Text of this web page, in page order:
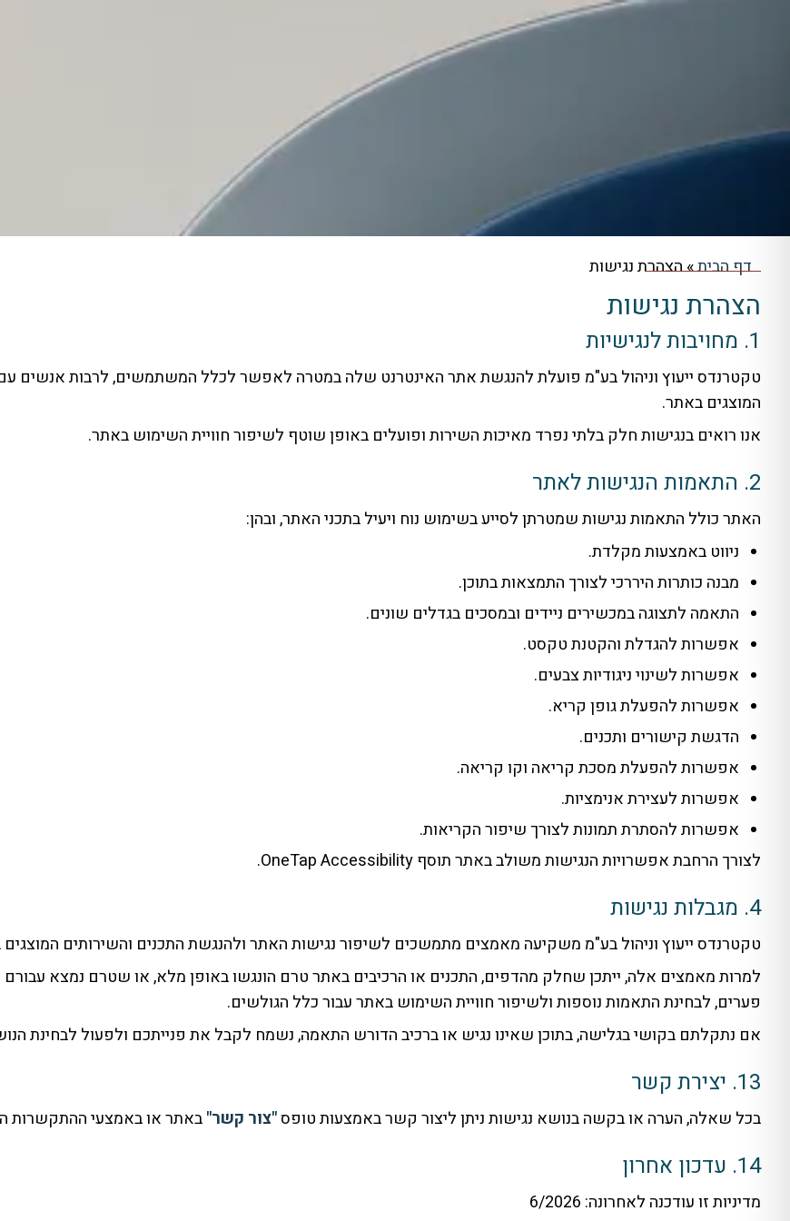
דף הבית»הצהרת נגישות
הצהרת נגישות
1. מחויבות לנגישיות
טקטרנדס ייעוץ וניהול בע"מ פועלת להנגשת אתר האינטרנט שלה במטרה לאפשר לכלל המשתמשים, לרבות אנשים עם
המוצגים באתר.
אנו רואים בנגישות חלק בלתי נפרד מאיכות השירות ופועלים באופן שוטף לשיפור חוויית השימוש באתר.
2. התאמות הנגישות לאתר
האתר כולל התאמות נגישות שמטרתן לסייע בשימוש נוח ויעיל בתכני האתר, ובהן:
ניווט באמצעות מקלדת.
מבנה כותרות היררכי לצורך התמצאות בתוכן.
התאמה לתצוגה במכשירים ניידים ובמסכים בגדלים שונים.
אפשרות להגדלת והקטנת טקסט.
אפשרות לשינוי ניגודיות צבעים.
אפשרות להפעלת גופן קריא.
הדגשת קישורים ותכנים.
אפשרות להפעלת מסכת קריאה וקו קריאה.
אפשרות לעצירת אנימציות.
אפשרות להסתרת תמונות לצורך שיפור הקריאות.
לצורך הרחבת אפשרויות הנגישות משולב באתר תוסף OneTap Accessibility.
4. מגבלות נגישות
טקטרנדס ייעוץ וניהול בע"מ משקיעה מאמצים מתמשכים לשיפור נגישות האתר ולהנגשת התכנים והשירותים המוצגים
למרות מאמצים אלה, ייתכן שחלק מהדפים, התכנים או הרכיבים באתר טרם הונגשו באופן מלא, או שטרם נמצא עבורם
פערים, לבחינת התאמות נוספות ולשיפור חוויית השימוש באתר עבור כלל הגולשים.
אם נתקלתם בקושי בגלישה, בתוכן שאינו נגיש או ברכיב הדורש התאמה, נשמח לקבל את פנייתכם ולפעול לבחינת
13. יצירת קשר
בכל שאלה, הערה או בקשה בנושא נגישות ניתן ליצור קשר באמצעות טופס"צור קשר"באתר או באמצעי ההתקשרות
14. עדכון אחרון
מדיניות זו עודכנה לאחרונה: 6/2026